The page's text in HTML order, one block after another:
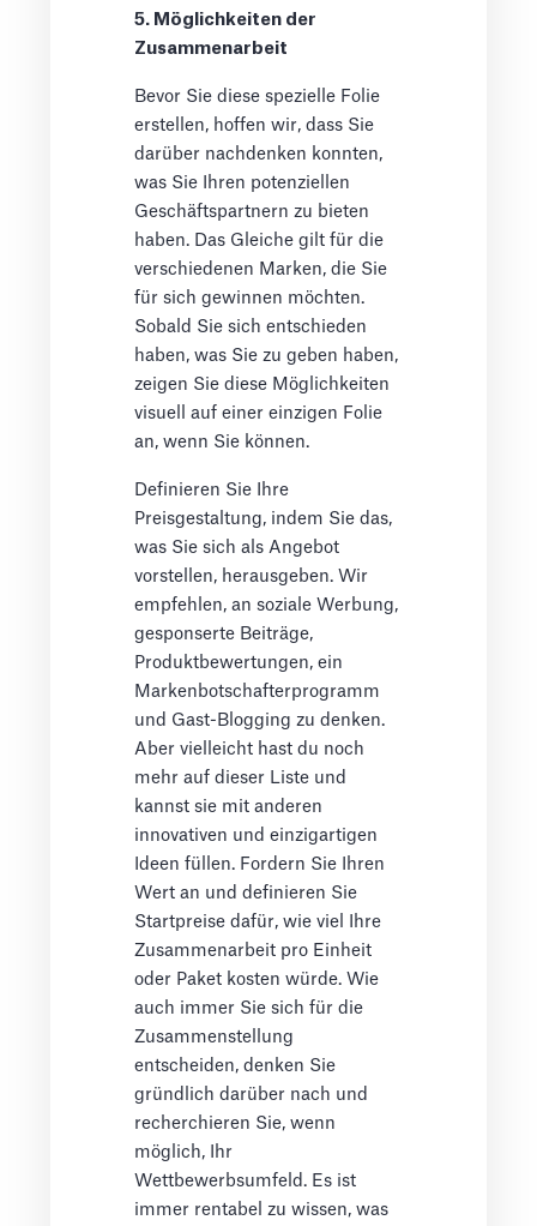
5. Möglichkeiten der
Zusammenarbeit
Bevor Sie diese spezielle Folie
erstellen, hoffen wir, dass Sie
darüber nachdenken konnten,
was Sie Ihren potenziellen
Geschäftspartnern zu bieten
haben. Das Gleiche gilt für die
verschiedenen Marken, die Sie
für sich gewinnen möchten.
Sobald Sie sich entschieden
haben, was Sie zu geben haben,
zeigen Sie diese Möglichkeiten
visuell auf einer einzigen Folie
an, wenn Sie können.
Definieren Sie Ihre
Preisgestaltung, indem Sie das,
was Sie sich als Angebot
vorstellen, herausgeben. Wir
empfehlen, an soziale Werbung,
gesponserte Beiträge,
Produktbewertungen, ein
Markenbotschafterprogramm
und Gast-Blogging zu denken.
Aber vielleicht hast du noch
mehr auf dieser Liste und
kannst sie mit anderen
innovativen und einzigartigen
Ideen füllen. Fordern Sie Ihren
Wert an und definieren Sie
Startpreise dafür, wie viel Ihre
Zusammenarbeit pro Einheit
oder Paket kosten würde. Wie
auch immer Sie sich für die
Zusammenstellung
entscheiden, denken Sie
gründlich darüber nach und
recherchieren Sie, wenn
möglich, Ihr
Wettbewerbsumfeld. Es ist
immer rentabel zu wissen, was